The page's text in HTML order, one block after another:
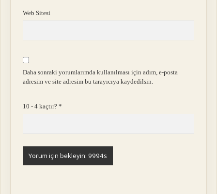
Web Sitesi
Daha sonraki yorumlarımda kullanılması için adım, e-posta
adresim ve site adresim bu tarayıcıya kaydedilsin.
10 - 4 kaçtır?*